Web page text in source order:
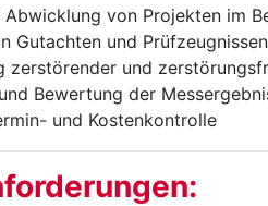
Abwicklung von Projekten im
Gutachten und
zerstörender und
Bewertung der
und Kostenkontrolle